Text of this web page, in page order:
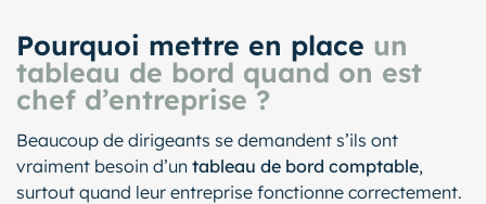
Pourquoi mettre en place un
tableau de bord quand on est
chef d’entreprise ?
Beaucoup de dirigeants se demandent s’ils ont
vraiment besoin d’un tableau de bord comptable,
surtout quand leur entreprise fonctionne correctement.